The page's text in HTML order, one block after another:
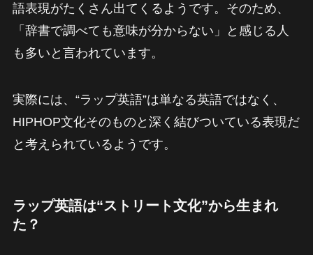
語表現がたくさん出てくるようです。そのため、
「辞書で調べても意味が分からない」と感じる人
も多いと言われています。
実際には、“ラップ英語”は単なる英語ではなく、
HIPHOP文化そのものと深く結びついている表現だ
と考えられているようです。
ラップ英語は“ストリート文化”から生まれ
た？